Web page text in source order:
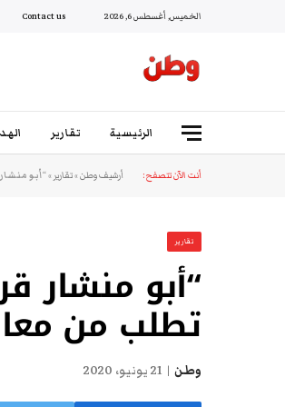
الخميس, أغسطس 6, 2026 Contact us
الرئيسية تقارير
أنت الآن تتصفح: أرشيف وطن»تقارير»“أبو
تقارير
“أبو منشار
تطلب من
وطن 21 يونيو، 2020